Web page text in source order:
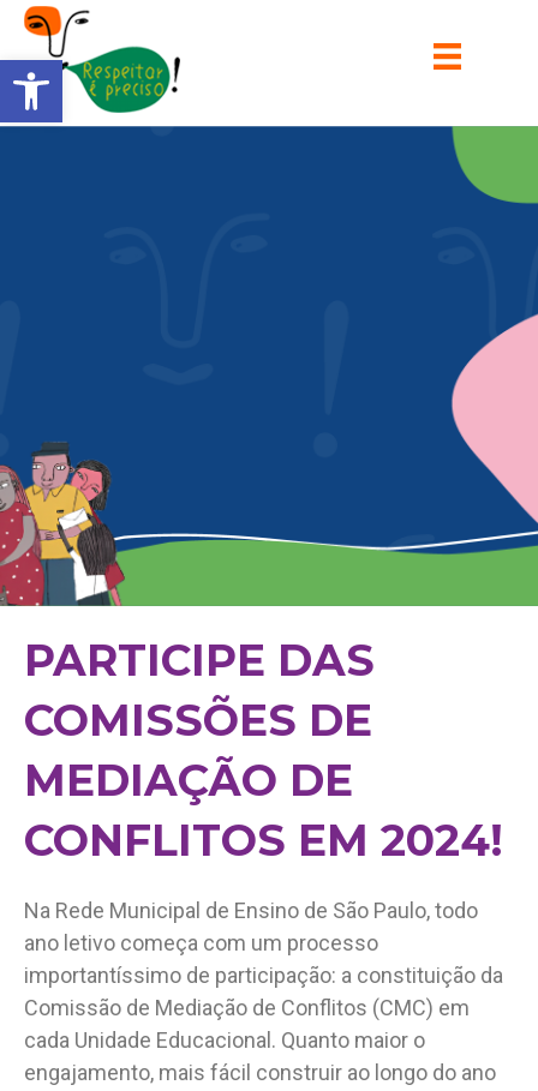
Barra de Ferramentas Aberta
PARTICIPE DAS
COMISSÕES DE
MEDIAÇÃO DE
CONFLITOS EM 2024!
Na Rede Municipal de Ensino de São Paulo, todo
ano letivo começa com um processo
importantíssimo de participação: a constituição da
Comissão de Mediação de Conflitos (CMC) em
cada Unidade Educacional. Quanto maior o
engajamento, mais fácil construir ao longo do ano